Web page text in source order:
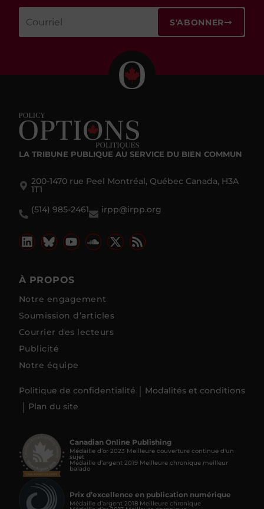
S'ABONNER
LA TRIBUNE PUBLIQUE AU SERVICE DU BIEN COMMUN
200-1470 rue Peel Montréal, Québec Canada, H3A
1T1
(514) 985-2461
irpp@irpp.org
À PROPOS
Notre engagement
Soumission d’articles
Courrier des lecteurs
Publicité
Notre équipe
Politique de confidentialité
Modalités et conditions
Plan du site
Canadian Online Publishing
Médaille d’or 2023 Meilleure couverture continue d'un
sujet
Médaille d’argent 2019 Meilleure chronique meilleur
balado
Prix d’excellence en publication numérique
Médaille d’argent 2018 Meilleure chronique